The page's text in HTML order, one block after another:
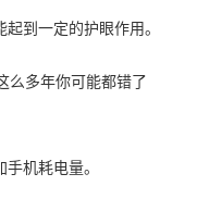
到一定的护眼作用。
机耗电量。